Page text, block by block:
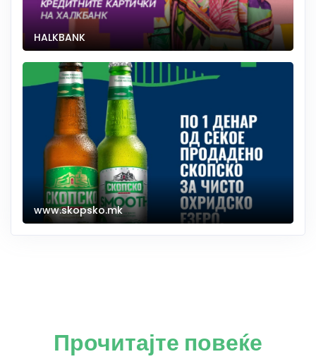
HALKBANK
www.skopsko.mk
Прочитајте повеќе